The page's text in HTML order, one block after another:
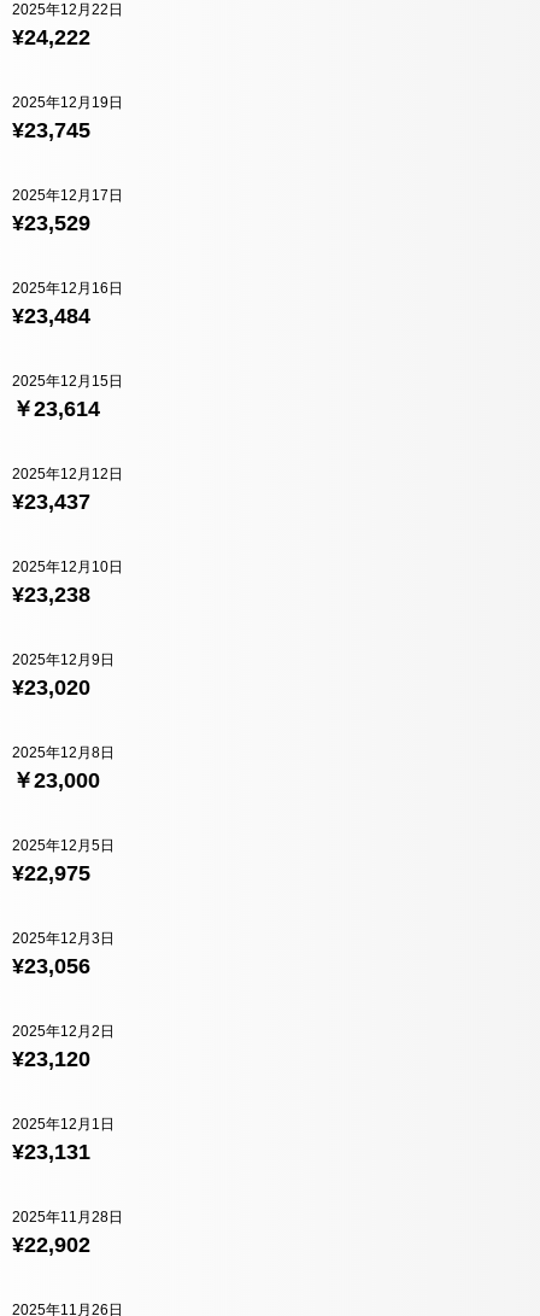
¥24,222
2025年12月22日
¥23,745
2025年12月19日
¥23,529
2025年12月17日
¥23,484
2025年12月16日
￥23,614
2025年12月15日
¥23,437
2025年12月12日
¥23,238
2025年12月10日
¥23,020
2025年12月9日
￥23,000
2025年12月8日
¥22,975
2025年12月5日
¥23,056
2025年12月3日
¥23,120
2025年12月2日
¥23,131
2025年12月1日
¥22,902
2025年11月28日
2025年11月26日